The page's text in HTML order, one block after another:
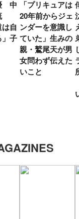
中
は自
子
「プリキュアは
20年前からジェ
ンダーを意識し
ていた」生みの
親・鷲尾天が男
女問わず伝えた
いこと